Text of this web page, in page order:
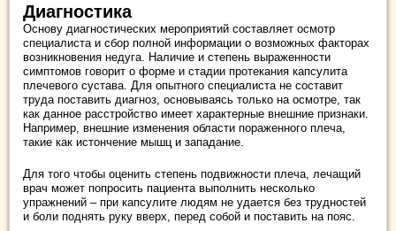
Диагностика
Основу диагностических мероприятий составляет осмотр
специалиста и сбор полной информации о возможных факторах
возникновения недуга. Наличие и степень выраженности
симптомов говорит о форме и стадии протекания капсулита
плечевого сустава. Для опытного специалиста не составит
труда поставить диагноз, основываясь только на осмотре, так
как данное расстройство имеет характерные внешние признаки.
Например, внешние изменения области пораженного плеча,
такие как истончение мышц и западание.
Для того чтобы оценить степень подвижности плеча, лечащий
врач может попросить пациента выполнить несколько
упражнений – при капсулите людям не удается без трудностей
и боли поднять руку вверх, перед собой и поставить на пояс.